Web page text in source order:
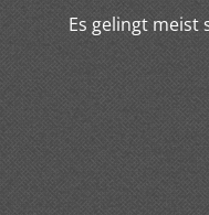
Es gelingt meist